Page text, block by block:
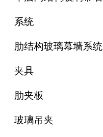
系统
肋结构玻璃幕墙系统
夹具
肋夹板
玻璃吊夹